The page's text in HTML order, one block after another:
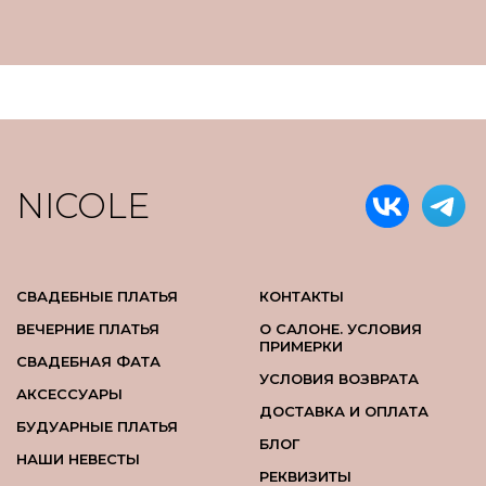
NICOLE
СВАДЕБНЫЕ ПЛАТЬЯ
ВЕЧЕРНИЕ ПЛАТЬЯ
СВАДЕБНАЯ ФАТА
АКСЕССУАРЫ
БУДУАРНЫЕ ПЛАТЬЯ
НАШИ НЕВЕСТЫ
КОНТАКТЫ
О САЛОНЕ. УСЛОВИЯ
ПРИМЕРКИ
УСЛОВИЯ ВОЗВРАТА
ДОСТАВКА И ОПЛАТА
БЛОГ
РЕКВИЗИТЫ